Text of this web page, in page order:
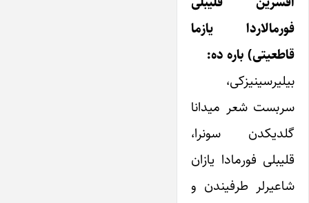
فورمالاردا یازما
قاطعیتی) باره ده:
بیلیرسینیزکی،
سربست شعر میدانا
گلدیکدن سونرا،
قلیبلی فورمادا یازان
شاعیرلر طرفیندن و